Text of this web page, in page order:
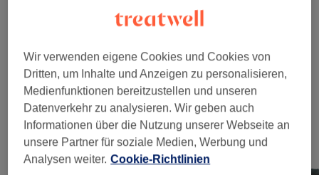
Pediküre (3) ab 35 €
Entfernen Shellac / Gel (5) ab 10 €
Unsere Arbeit
Bild anklicken für weitere Details
Wir verwenden eigene Cookies und Cookies von
Dritten, um Inhalte und Anzeigen zu personalisieren,
Medienfunktionen bereitzustellen und unseren
Datenverkehr zu analysieren. Wir geben auch
Informationen über die Nutzung unserer Webseite an
unsere Partner für soziale Medien, Werbung und
Analysen weiter. Cookie-Richtlinien